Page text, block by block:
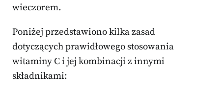
wieczorem.
Poniżej przedstawiono kilka zasad
dotyczących prawidłowego stosowania
witaminy C i jej kombinacji z innymi
składnikami: